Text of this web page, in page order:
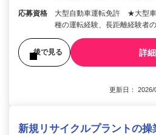
応募資格
大型自動車運転免許 ★大型
種の運転経験、長距離経験者
後で見る 詳
更新日：
新規リサイクルプラントの